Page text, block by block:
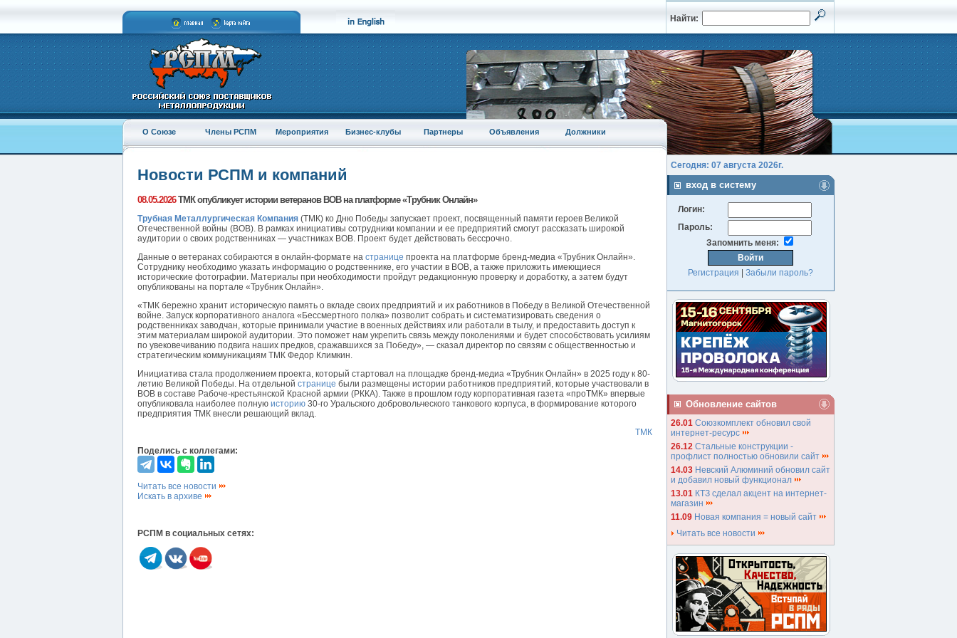
Найти:
О Союзе Члены РСПМ Мероприятия Бизнес-клубы Партнеры Объявления Должники
Новости РСПМ и компаний
08.05.2026ТМК опубликует истории ветеранов ВОВ на платформе «Трубник Онлайн»
Трубная Металлургическая Компания (ТМК) ко Дню Победы запускает проект, посвященный памяти героев Великой
Отечественной войны (ВОВ). В рамках инициативы сотрудники компании и ее предприятий смогут рассказать широкой
аудитории о своих родственниках — участниках ВОВ. Проект будет действовать бессрочно.
Данные о ветеранах собираются в онлайн-формате на странице проекта на платформе бренд-медиа «Трубник Онлайн».
Сотруднику необходимо указать информацию о родственнике, его участии в ВОВ, а также приложить имеющиеся
исторические фотографии. Материалы при необходимости пройдут редакционную проверку и доработку, а затем будут
опубликованы на портале «Трубник Онлайн».
«ТМК бережно хранит историческую память о вкладе своих предприятий и их работников в Победу в Великой Отечественной
войне. Запуск корпоративного аналога «Бессмертного полка» позволит собрать и систематизировать сведения о
родственниках заводчан, которые принимали участие в военных действиях или работали в тылу, и предоставить доступ к
этим материалам широкой аудитории. Это поможет нам укрепить связь между поколениями и будет способствовать усилиям
по увековечиванию подвига наших предков, сражавшихся за Победу», — сказал директор по связям с общественностью и
стратегическим коммуникациям ТМК Федор Климкин.
Инициатива стала продолжением проекта, который стартовал на площадке бренд-медиа «Трубник Онлайн» в 2025 году к 80-
летию Великой Победы. На отдельной странице были размещены истории работников предприятий, которые участвовали в
ВОВ в составе Рабоче-крестьянской Красной армии (РККА). Также в прошлом году корпоративная газета «проТМК» впервые
опубликовала наиболее полную историю 30-го Уральского добровольческого танкового корпуса, в формирование которого
предприятия ТМК внесли решающий вклад.
ТМК
Поделись с коллегами:
Читать все новости
Искать в архиве
РСПМ в социальных сетях:
Сегодня: 07 августа 2026г.
вход в систему
Логин:
Пароль:
Запомнить меня:
Регистрация Забыли пароль?
Обновление сайтов
26.01 Союзкомплект обновил свой
интернет-ресурс
26.12 Стальные конструкции -
профлист полностью обновили сайт
14.03 Невский Алюминий обновил сайт
и добавил новый функционал
13.01 КТЗ сделал акцент на интернет-
магазин
11.09 Новая компания = новый сайт
Читать все новости